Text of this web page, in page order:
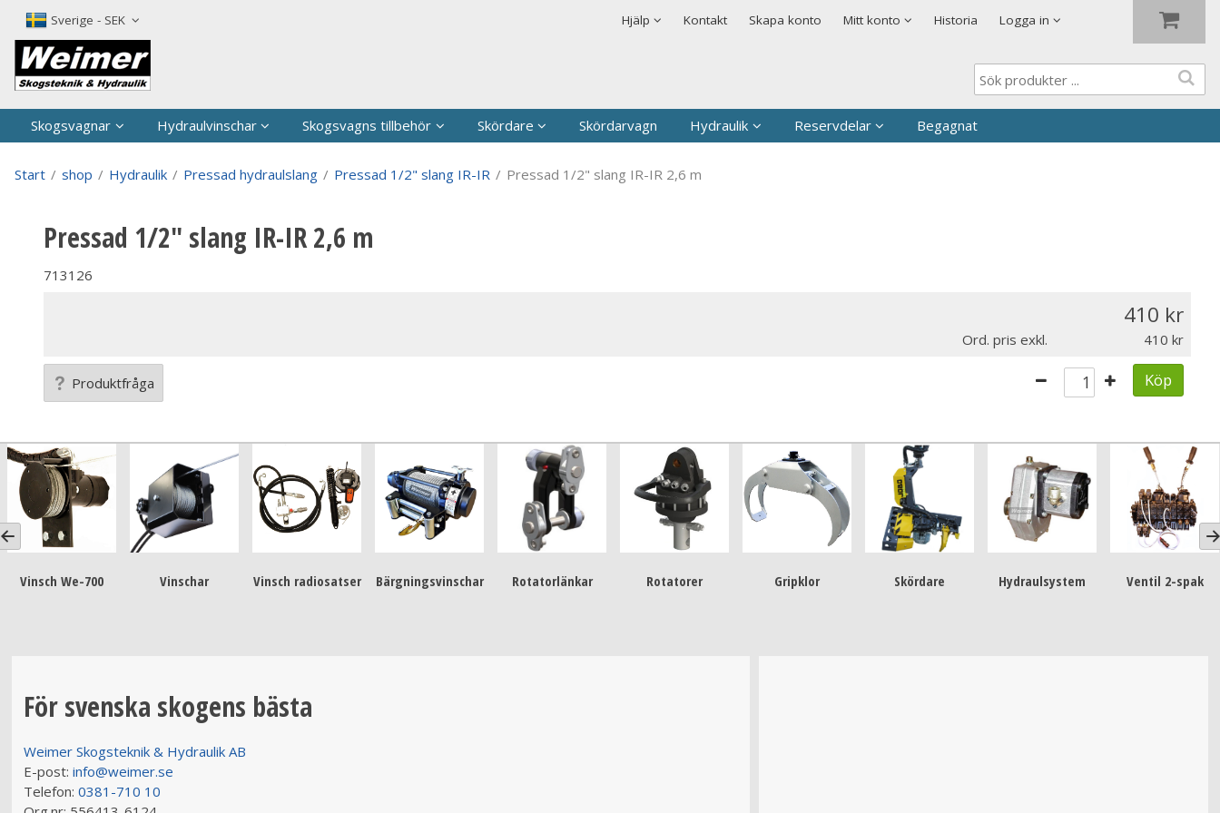
Sverige - SEK Hjälp
Säkerhet & Cookies Kontakt Skapa konto Mitt konto Historia Logga in
Lösenord
Skogsvagnar Hydraulvinschar Skogsvagns tillbehör Skördare Skördarvagn Hydraulik Reservdelar Begagnat
Start / shop / Hydraulik / Pressad hydraulslang / Pressad 1/2" slang IR-IR / Pressad 1/2" slang IR-IR 2,6 m
Pressad 1/2" slang IR-IR 2,6 m
713126
410
Ord. pris exkl. 410
Produktfråga Köp
Vinsch We-700 Vinschar Vinsch radiosatser Bärgningsvinschar Rotatorlänkar Rotatorer Gripklor Skördare Hydraulsystem Ventil 2-spak
För svenska skogens bästa
Weimer Skogsteknik & Hydraulik AB
E-post: info@weimer.se
Telefon: 0381-710 10